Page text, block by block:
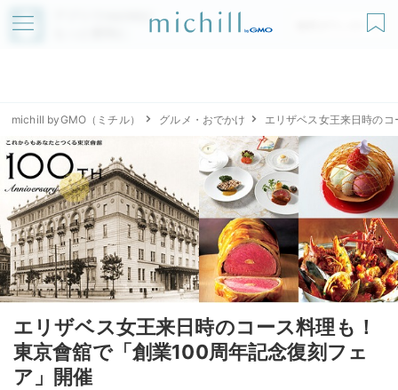
アプリでmichillが
無料ダウンロード
michill byGMO（ミチル） グルメ・おでかけ エリザベス女王来日時の
エリザベス女王来日時のコース料理も！
東京會舘で「創業100周年記念復刻フェ
ア」開催